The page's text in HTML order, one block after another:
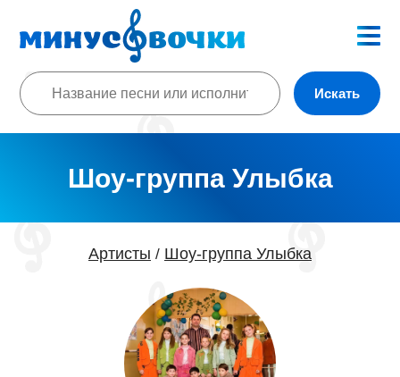
Искать
Шоу-группа Улыбка
Артисты / Шоу-группа Улыбка